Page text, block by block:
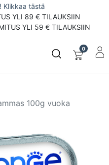
Klikkaa tästä
YLI 89 € TILAUKSIIN
YLI 59 € TILAUKSIIN
0
100g vuoka